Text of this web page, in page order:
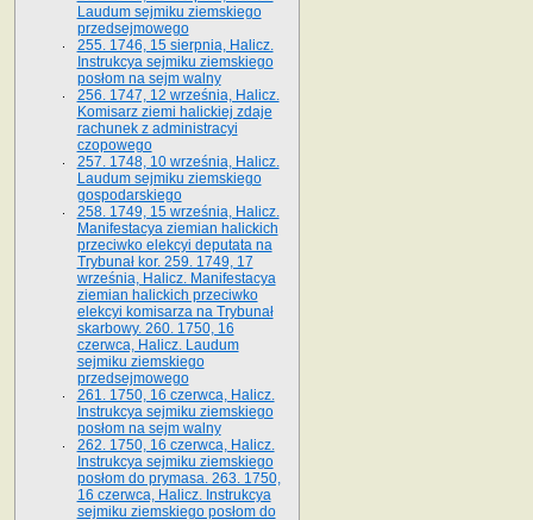
Laudum sejmiku ziemskiego
przedsejmowego
255. 1746, 15 sierpnia, Halicz.
Instrukcya sejmiku ziemskiego
posłom na sejm walny
256. 1747, 12 września, Halicz.
Komisarz ziemi halickiej zdaje
rachunek z administracyi
czopowego
257. 1748, 10 września, Halicz.
Laudum sejmiku ziemskiego
gospodarskiego
258. 1749, 15 września, Halicz.
Manifestacya ziemian halickich
przeciwko elekcyi deputata na
Trybunał kor. 259. 1749, 17
września, Halicz. Manifestacya
ziemian halickich przeciwko
elekcyi komisarza na Trybunał
skarbowy. 260. 1750, 16
czerwca, Halicz. Laudum
sejmiku ziemskiego
przedsejmowego
261. 1750, 16 czerwca, Halicz.
Instrukcya sejmiku ziemskiego
posłom na sejm walny
262. 1750, 16 czerwca, Halicz.
Instrukcya sejmiku ziemskiego
posłom do prymasa. 263. 1750,
16 czerwca, Halicz. Instrukcya
sejmiku ziemskiego posłom do